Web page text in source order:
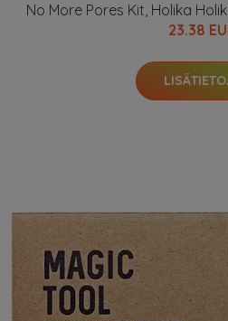
No More Pores Kit, Holika
23.38